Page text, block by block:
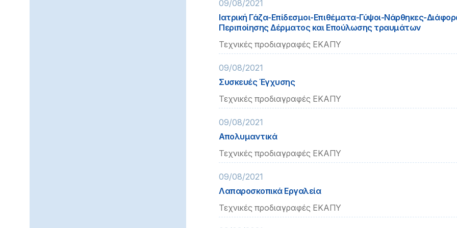
09/08/2021
Ιατρική Γάζα-Επίδεσμοι-Επιθέματα-Γύψοι-Νάρθηκες-
Περιποίησης Δέρματος και Επούλωσης τραυμάτων
Τεχνικές προδιαγραφές ΕΚΑΠΥ
09/08/2021
Συσκευές Έγχυσης
Τεχνικές προδιαγραφές ΕΚΑΠΥ
09/08/2021
Απολυμαντικά
Τεχνικές προδιαγραφές ΕΚΑΠΥ
09/08/2021
Λαπαροσκοπικά Εργαλεία
Τεχνικές προδιαγραφές ΕΚΑΠΥ